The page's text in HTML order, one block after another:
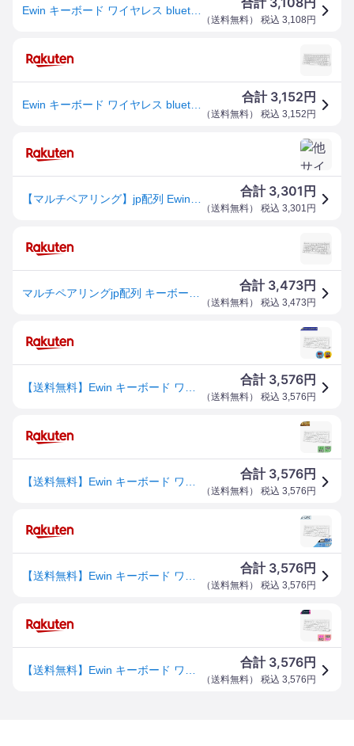
合計 円
（送料無料） 税込 3,108 円
合計 3,152 円
（送料無料） 税込 3,152 円
合計 3,301 円
（送料無料） 税込 3,301 円
合計 3,473円
（送料無料） 税込 3,473 円
合計 3,576円
（送料無料） 税込 3,576 円
合計 3,576円
（送料無料） 税込 3,576 円
合計 3,576円
（送料無料） 税込 3,576 円
合計 3,576円
（送料無料） 税込 3,576 円